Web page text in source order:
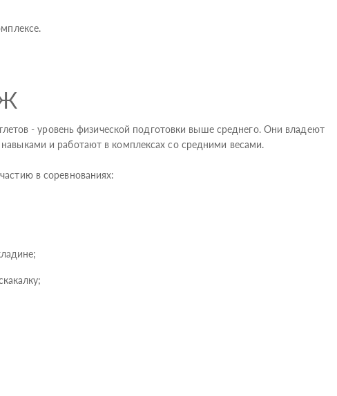
- уровень физической подготовки выше среднего. Они владеют
и работают в комплексах со средними весами.
в соревнованиях: